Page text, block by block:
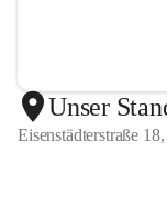
Unser
Eisenstädterstraße